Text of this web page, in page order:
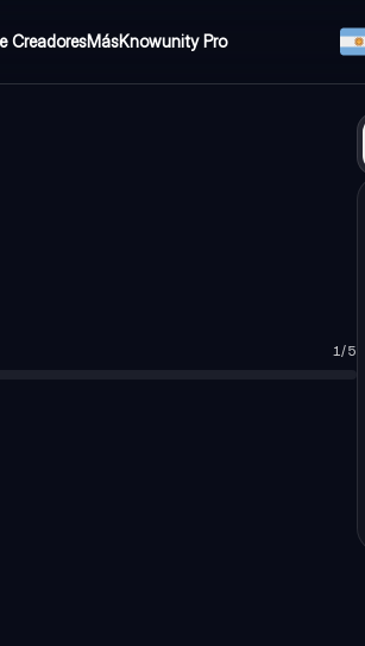
CreadoresMásKnowunity Pro
1/5